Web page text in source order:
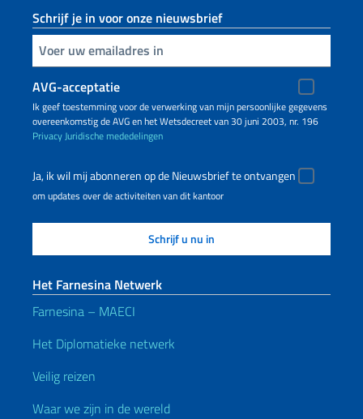
Schrijf je in voor onze nieuwsbrief
Voer uw e-mailadres in
AVG-acceptatie
Ik geef toestemming voor de verwerking van mijn persoonlijke gegevens
overeenkomstig de AVG en het Wetsdecreet van 30 juni 2003, nr. 196
PrivacyJuridische mededelingen
Ja, ik wil mij abonneren op de Nieuwsbrief te ontvangen
om updates over de activiteiten van dit kantoor
Het Farnesina Netwerk
Farnesina – MAECI
Het Diplomatieke netwerk
Veilig reizen
Waar we zijn in de wereld